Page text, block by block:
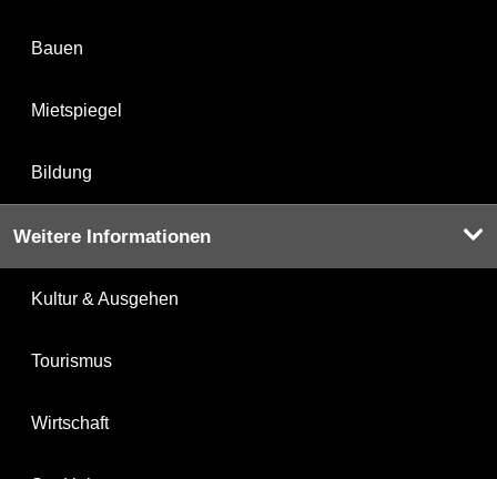
Bauen
Mietspiegel
Bildung
Weitere Informationen
Kultur & Ausgehen
Tourismus
Wirtschaft